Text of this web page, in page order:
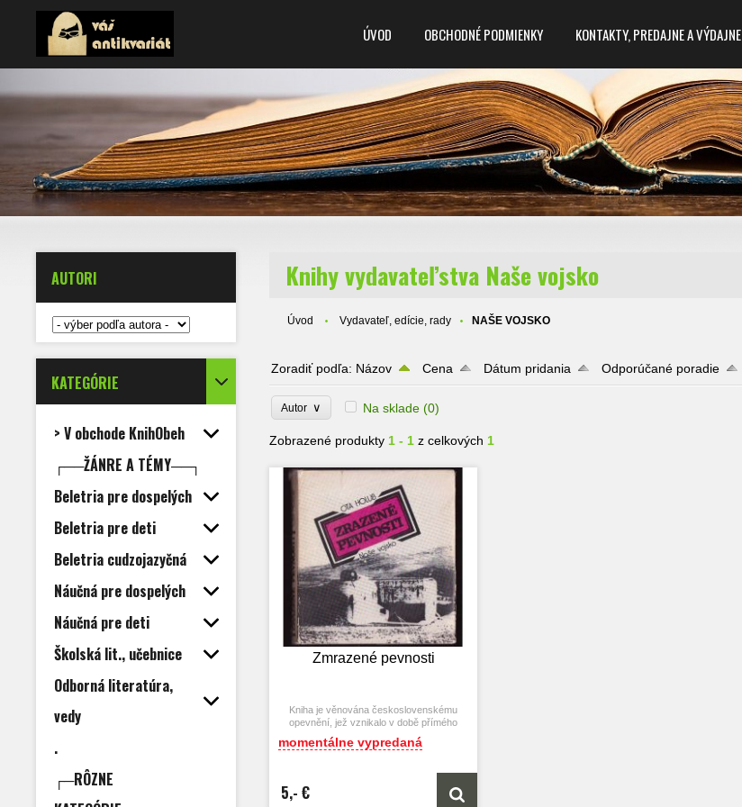
ÚVOD OBCHODNÉ PODMIENKY KONTAKTY, PREDAJNE A VÝDAJNE
AUTORI
KATEGÓRIE
> V obchode KnihObeh
┌──ŽÁNRE A TÉMY──┐
Beletria pre dospelých
Beletria pre deti
Beletria cudzojazyčná
Náučná pre dospelých
Náučná pre deti
Školská lit., učebnice
Odborná literatúra,
vedy
.
┌─RÔZNE
Knihy vydavateľstva Naše vojsko
Úvod Vydavateľ, edície, rady NAŠE VOJSKO
Zoradiť podľa: Názov Cena Dátum pridania Odporúčané poradie
Autor ∨ Na sklade (0)
Zobrazené produkty 1 - 1 z celkových 1
Zmrazené pevnosti
Kniha je věnována československému
opevnění, jež vznikalo v době přímého
ohrožení republiky hitlerovským
Německem.
momentálne vypredaná
5,- €